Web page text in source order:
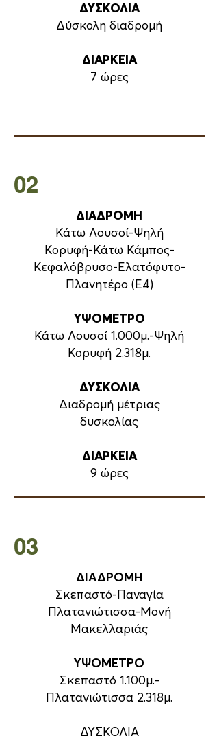
ΔΥΣΚΟΛΙΑ
Δύσκολη διαδρομή
ΔΙΑΡΚΕΙΑ
7 ώρες
02
ΔΙΑΔΡΟΜΗ
Κάτω Λουσοί-Ψηλή
Κορυφή-Κάτω Κάμπος-
Κεφαλόβρυσο-Ελατόφυτο-
Πλανητέρο (Ε4)
ΥΨΟΜΕΤΡΟ
Κάτω Λουσοί 1.000μ.-Ψηλή
Κορυφή 2.318μ.
ΔΥΣΚΟΛΙΑ
Διαδρομή μέτριας
δυσκολίας
ΔΙΑΡΚΕΙΑ
9 ώρες
03
ΔΙΑΔΡΟΜΗ
Σκεπαστό-Παναγία
Πλατανιώτισσα-Μονή
Μακελλαριάς
ΥΨΟΜΕΤΡΟ
Σκεπαστό 1.100μ.-
Πλατανιώτισσα 2.318μ.
ΔΥΣΚΟΛΙΑ